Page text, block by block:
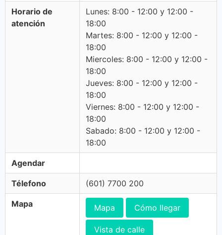
Horario de
atención
Lunes: 8:00 - 12:00 y 12:00 -
18:00
Martes: 8:00 - 12:00 y 12:00 -
18:00
Miercoles: 8:00 - 12:00 y 12:00 -
18:00
Jueves: 8:00 - 12:00 y 12:00 -
18:00
Viernes: 8:00 - 12:00 y 12:00 -
18:00
Sabado: 8:00 - 12:00 y 12:00 -
18:00
Agendar
Télefono (601) 7700 200
Mapa Mapa Cómo llegar
Vista de calle